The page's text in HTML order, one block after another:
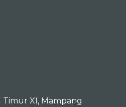
Timur XI, Mampang